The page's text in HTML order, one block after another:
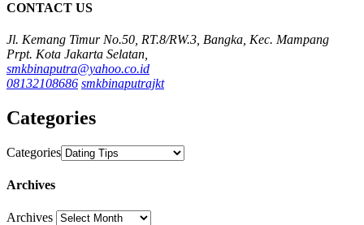
CONTACT US
Jl. Kemang Timur No.50, RT.8/RW.3, Bangka, Kec. Mampang
Prpt. Kota Jakarta Selatan,
smkbinaputra@yahoo.co.id
08132108686 smkbinaputrajkt
Categories
Categories
Archives
Archives